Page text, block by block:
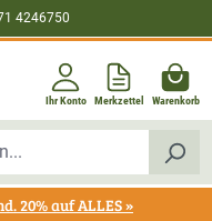
4246750
Ihr Konto Merkzettel Warenkorb
20% auf ALLES »